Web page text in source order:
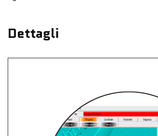
Dettagli